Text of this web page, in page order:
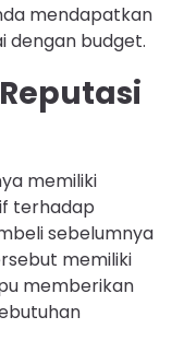
mendapatkan
dengan budget.
memiliki
terhadap
sebelumnya
memiliki
memberikan